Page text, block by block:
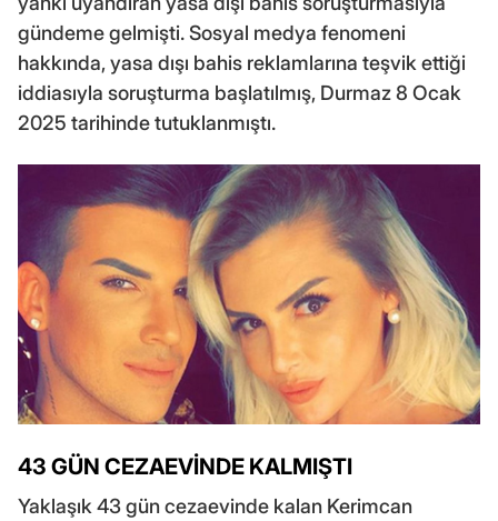
gündeme gelmişti. Sosyal medya fenomeni
hakkında, yasa dışı bahis reklamlarına teşvik ettiği
iddiasıyla soruşturma başlatılmış, Durmaz 8 Ocak
2025 tarihinde tutuklanmıştı.
43 GÜN CEZAEVİNDE KALMIŞTI
Yaklaşık 43 gün cezaevinde kalan Kerimcan